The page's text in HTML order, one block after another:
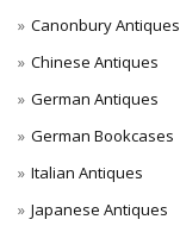
Canonbury Antiques
Chinese Antiques
German Antiques
German Bookcases
Italian Antiques
Japanese Antiques